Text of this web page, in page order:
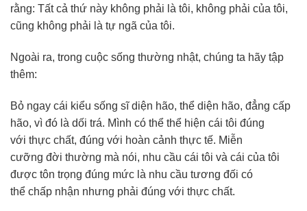
rằng: Tất cả thứ này không phải là tôi, không phải của tôi,
cũng không phải là tự ngã của tôi.
Ngoài ra, trong cuộc sống thường nhật, chúng ta hãy tập
thêm:
Bỏ ngay cái kiểu sống sĩ diện hão, thể diện hão, đẳng cấp
hão, vì đó là dối trá. Mình có thể thể hiện cái tôi đúng
với thực chất, đúng với hoàn cảnh thực tế. Miễn
cưỡng đời thường mà nói, nhu cầu cái tôi và cái của tôi
được tôn trọng đúng mức là nhu cầu tương đối có
thể chấp nhận nhưng phải đúng với thực chất.